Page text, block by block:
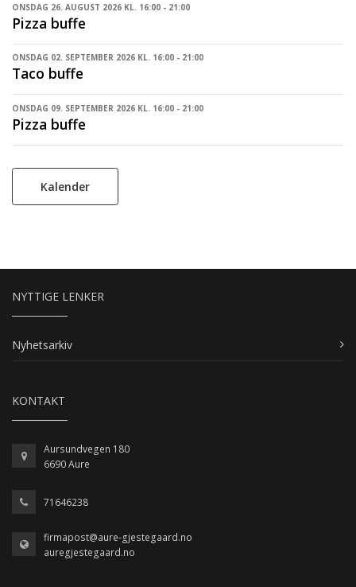
ONSDAG 26. AUGUST 2026 KL. 16:00 - 21:00
Pizza buffe
ONSDAG 02. SEPTEMBER 2026 KL. 16:00 - 21:00
Taco buffe
ONSDAG 09. SEPTEMBER 2026 KL. 16:00 - 21:00
Pizza buffe
Kalender
NYTTIGE LENKER
Nyhetsarkiv
KONTAKT
Aursundvegen 180
6690 Aure
71646238
firmapost@aure-gjestegaard.no
auregjestegaard.no